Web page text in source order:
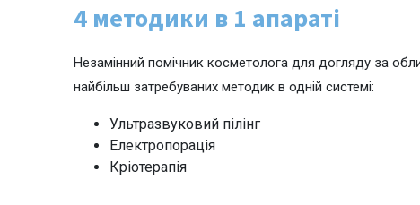
4 методики в 1 апараті
Незамінний помічник косметолога для догляду за
найбільш затребуваних методик в одній системі:
Ультразвуковий пілінг
Електропорація
Кріотерапія